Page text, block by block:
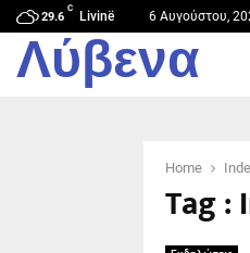
29.6
C
Livinë 6 Αυγούστου,
Λύβενα
Home
Tag :